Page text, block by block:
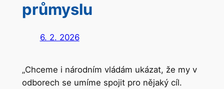
průmyslu
6. 2. 2026
„Chceme i národním vládám ukázat, že my v
odborech se umíme spojit pro nějaký cíl.